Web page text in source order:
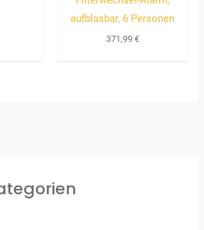
aufblasbar, 6 Personen
371,99 €